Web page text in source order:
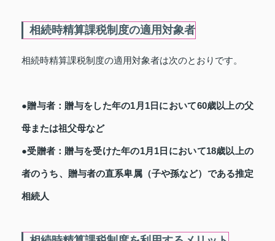
相続時精算課税制度の適用対象者
相続時精算課税制度の適用対象者は次のとおりです。
●贈与者：贈与をした年の1月1日において60歳以上の父
母または祖父母など
●受贈者：贈与を受けた年の1月1日において18歳以上の
者のうち、贈与者の直系卑属（子や孫など）である推定
相続人